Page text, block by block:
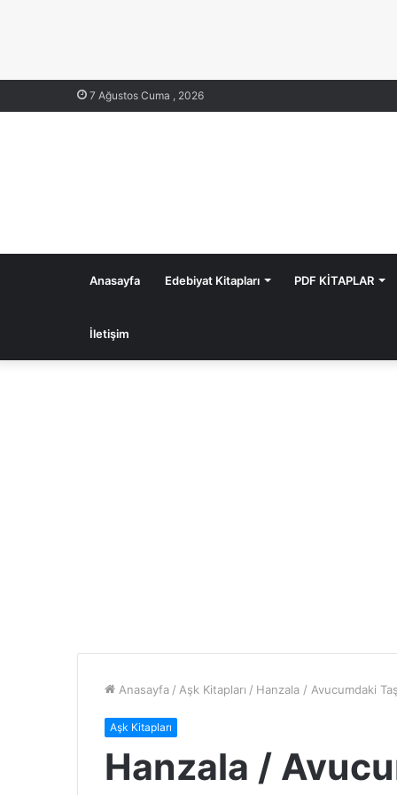
7 Ağustos Cuma , 2026
Anasayfa Edebiyat Kitapları PDF KİTAPLAR
İletişim
Anasayfa / Aşk Kitapları / Hanzala / Avucumdaki
Aşk Kitapları
Hanzala /